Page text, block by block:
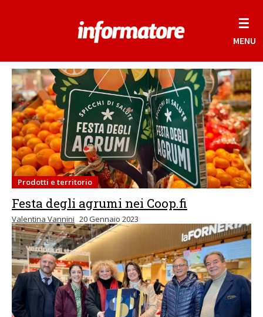
☰
MENU
Prodotti e territorio
Festa degli agrumi nei Coop.fi
Valentina Vannini 20 Gennaio 2023